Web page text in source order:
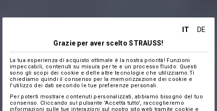
IT
DE
Grazie per aver scelto STRAUSS!
La tua esperienza di acquisto ottimale è la nostra priorità! Funzioni
impeccabili, contenuti su misura per te e un processo fluido: Questi
sono gli scopi dei cookie e delle altre tecnologie che utilizziamo.Ti
chiediamo quindi il consenso per la memorizzazione dei cookie e
l'utilizzo dei dati secondo le tue preferenze personali.
Per poterti mostrare contenuti personalizzati, abbiamo bisogno del tuo
consenso. Cliccando sul pulsante 'Accetta tutto', raccoglieremo
informazioni sulle tue interazioni sul nostro sito web tramite cookie e